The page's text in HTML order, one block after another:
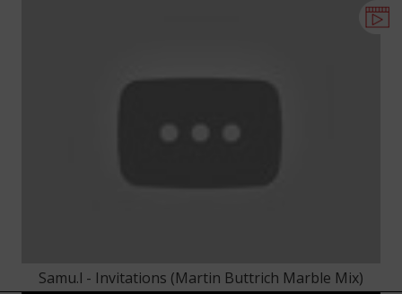
Samu.l - Invitations (Martin Buttrich Marble Mix)